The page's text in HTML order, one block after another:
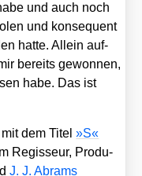
und auch noch
und kon­se­quent
hat­te. Allein auf­
bereits gewon­nen,
habe. Das ist
mit dem Titel»S«
Regis­seur, Pro­du­
J. J. Abrams